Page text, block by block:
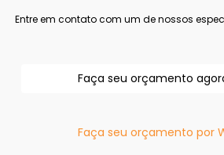
Entre em contato com um de nossos
Faça seu orçamento
Faça seu orçamento por